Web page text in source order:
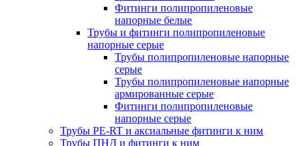
Фитинги полипропиленовые
напорные белые
Трубы и фитинги полипропиленовые
напорные серые
Трубы полипропиленовые напорные
серые
Трубы полипропиленовые напорные
армированные серые
Фитинги полипропиленовые
напорные серые
Трубы PE-RT и аксиальные фитинги к ним
Трубы ПНД и фитинги к ним